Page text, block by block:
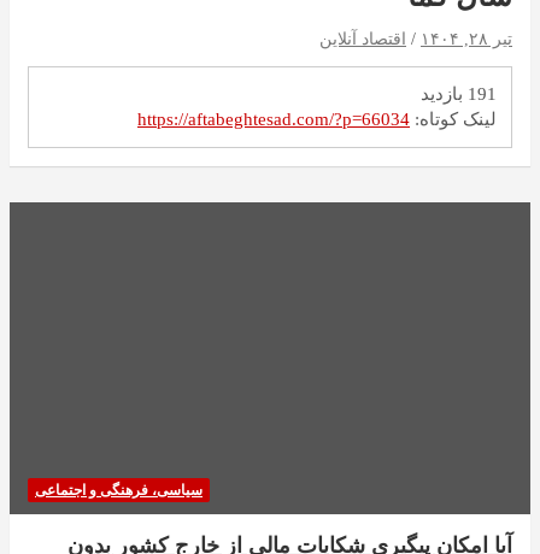
تیر ۲۸, ۱۴۰۴ اقتصاد آنلاین
191 بازدید
لینک کوتاه: https://aftabeghtesad.com/?p=66034
سیاسی، فرهنگی و اجتماعی
آیا امکان پیگیری شکایات مالی از خارج کشور بدون